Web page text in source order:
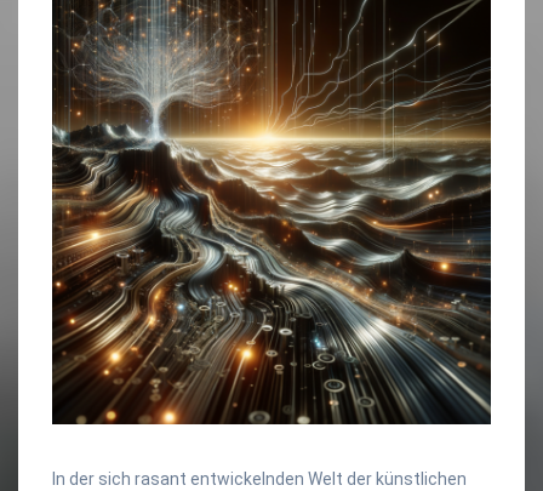
In der sich rasant entwickelnden Welt der künstlichen